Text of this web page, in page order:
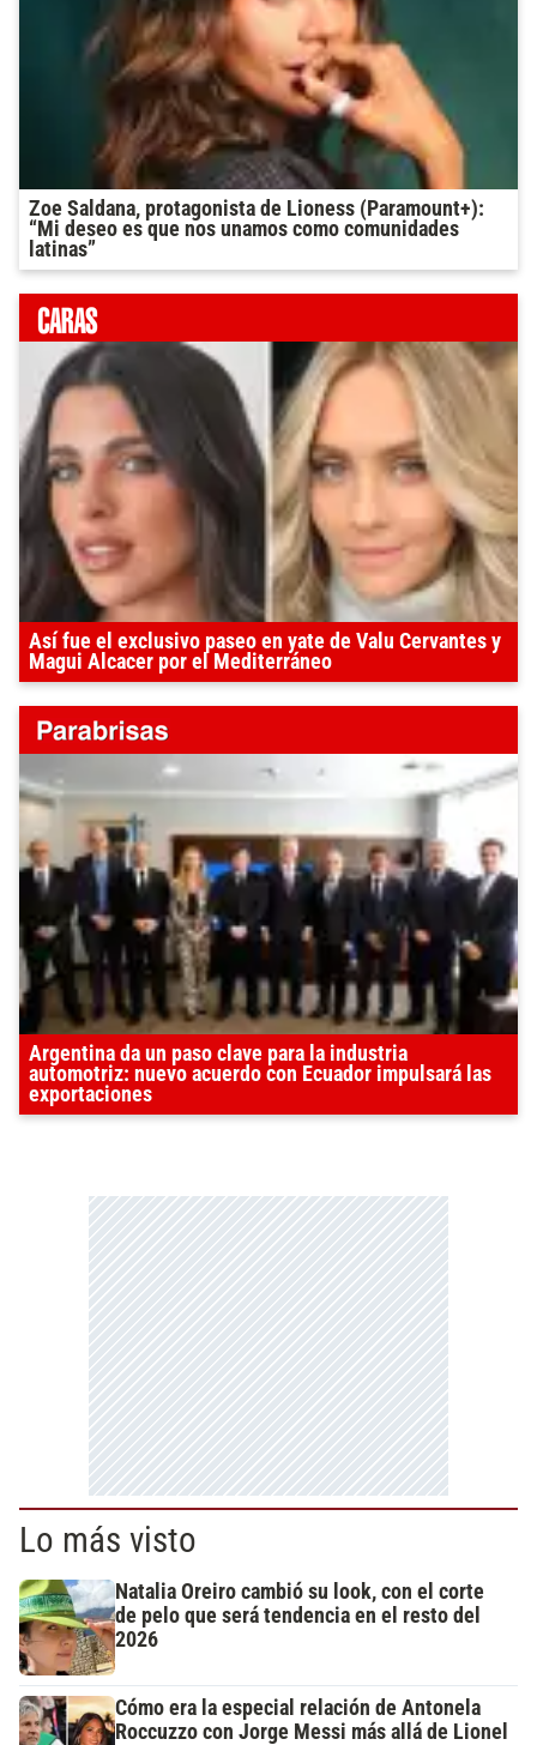
Zoe Saldana, protagonista de Lioness (Paramount+):
“Mi deseo es que nos unamos como comunidades
latinas”
Así fue el exclusivo paseo en yate de Valu Cervantes y
Magui Alcacer por el Mediterráneo
Argentina da un paso clave para la industria
automotriz: nuevo acuerdo con Ecuador impulsará las
exportaciones
Lo más visto
Natalia Oreiro cambió su look, con el corte
de pelo que será tendencia en el resto del
2026
Cómo era la especial relación de Antonela
Roccuzzo con Jorge Messi más allá de Lionel